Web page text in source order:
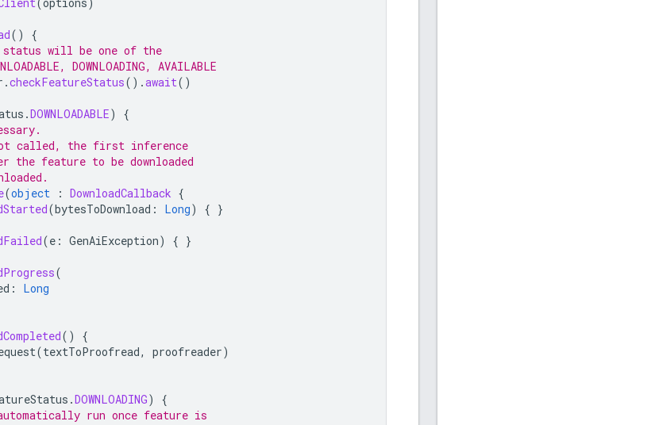
()
{
will be one of the
DOWNLOADING, AVAILABLE
.checkFeatureStatus().await()
.DOWNLOADABLE)
{
called, the first inference
feature to be downloaded
(object : DownloadCallback {
(bytesToDownload : Long) { }
(e : GenAiException) { }
(
:
Long
()
{
(textToProofread, proofreader)
.DOWNLOADING)
{
run once feature is